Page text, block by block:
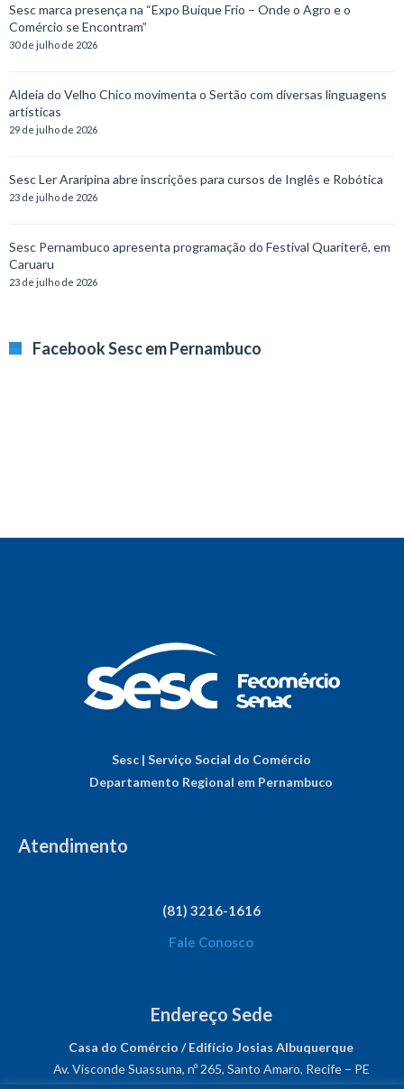
Sesc marca presença na “Expo Buíque Frio – Onde o Agro e o
Comércio se Encontram”
30 de julho de 2026
Aldeia do Velho Chico movimenta o Sertão com diversas linguagens
artísticas
29 de julho de 2026
Sesc Ler Araripina abre inscrições para cursos de Inglês e Robótica
23 de julho de 2026
Sesc Pernambuco apresenta programação do Festival Quariterê, em
Caruaru
23 de julho de 2026
Facebook Sesc em Pernambuco
Sesc | Serviço Social do Comércio
Departamento Regional em Pernambuco
Atendimento
(81) 3216-1616
Fale Conosco
Endereço Sede
Casa do Comércio / Edifício Josias Albuquerque
Av. Visconde Suassuna, nº 265, Santo Amaro, Recife – PE